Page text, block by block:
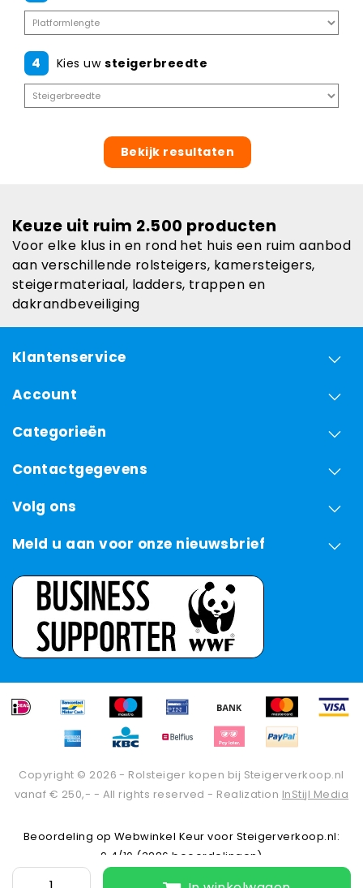
4 Kies uw steigerbreedte
Bekijk resultaten
Keuze uit ruim 2.500 producten
Voor elke klus in en rond het huis een ruim aanbod
aan verschillende rolsteigers, kamersteigers,
steigermateriaal, ladders, trappen en
dakrandbeveiliging
Klantenservice
Account
Categorieën
Contactgegevens
Volg ons
Meld u aan voor onze nieuwsbrief
Copyright © 2026 - Rolsteiger kopen bij Steigerverkoop.nl
vanaf € 250,- - All rights reserved - Realization InStijl Media
Beoordeling op Webwinkel Keur voor Steigerverkoop.nl:
9.4/10 (3286 beoordelingen)